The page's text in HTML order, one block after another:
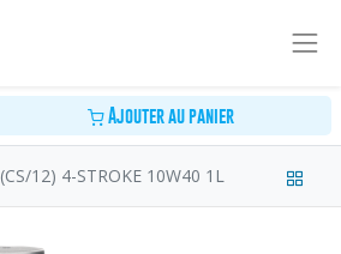
Ajouter au panier
(CS/12) 4-STROKE 10W40 1L